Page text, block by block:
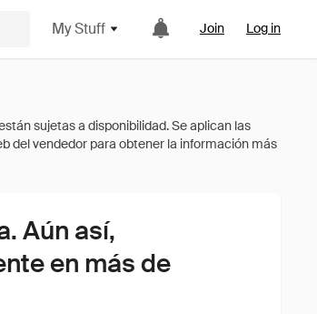
My Stuff Join Log in
Aún así,
en más de